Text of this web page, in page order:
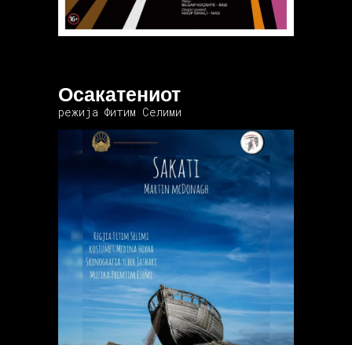
Осакатениот
режија Фитим Селими